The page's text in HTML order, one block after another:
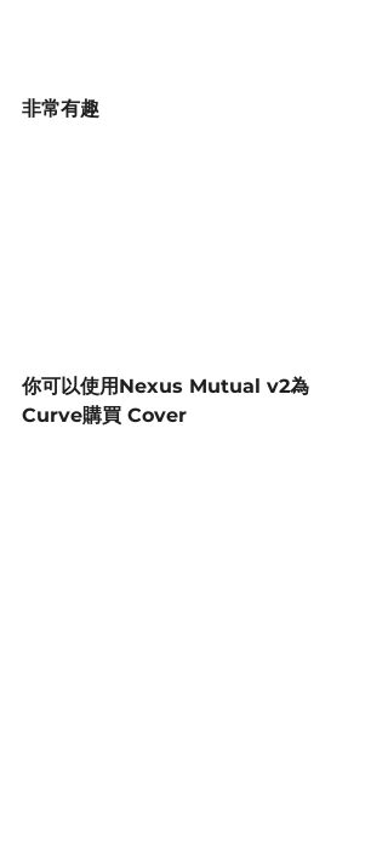
非常有趣
你可以使用Nexus Mutual v2為
Curve購買 Cover